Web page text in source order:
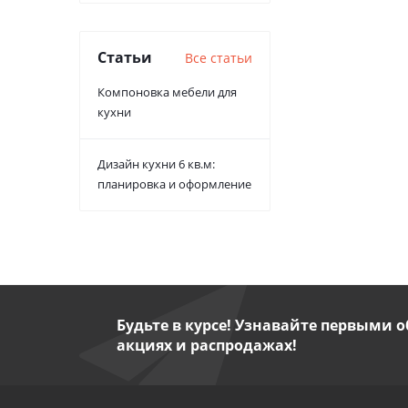
Статьи Все статьи
Компоновка мебели для
кухни
Дизайн кухни 6 кв.м:
планировка и оформление
Будьте в курсе! Узнавайте первыми
акциях и распродажах!